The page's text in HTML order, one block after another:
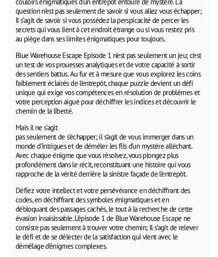
question n’est pas seulement de savoir si vous allez vous échapper;
Il s’agit de savoir si vous possédez la perspicacité de percer les
secrets qui vous lient à cet endroit étrange ou si vous restez pris
au piège dans ses limites énigmatiques pour toujours.
Blue Warehouse Escape Episode 1 n’est pas seulement un jeu; c’est
un test de vos prouesses analytiques et de votre capacité à sortir
des sentiers battus. Au fur et à mesure que vous explorez les coins
faiblement éclairés de l’entrepôt, chaque puzzle devient un défi
unique qui exige vos compétences en résolution de problèmes et
votre perception aiguë pour déchiffrer les indices et découvrir le
chemin de la liberté.
Mais il ne s’agit
pas seulement de s’échapper; il s’agit de vous immerger dans un
monde d’intrigues et de démêler les fils d’un mystère alléchant.
Avec chaque énigme que vous résolvez, vous plongez plus
profondément dans le récit, reconstituant une histoire qui vous
rapproche de la vérité derrière la sinistre façade de l’entrepôt.
Défiez votre intellect et votre persévérance en déchiffrant des
codes, en déchiffrant des symboles énigmatiques et en
débloquant des passages cachés, le tout à la recherche de cette
évasion insaisissable. L’épisode 1 de Blue Warehouse Escape ne
consiste pas seulement à trouver votre chemin; Il s’agit de relever
le défi et de se délecter de la satisfaction qui vient avec le
démêlage d’énigmes complexes.